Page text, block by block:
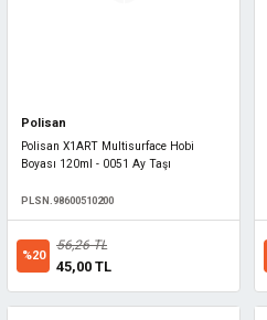
Polisan
Polisan X1ART Multisurface Hobi
Boyası 120ml - 0051 Ay Taşı
PLSN.98600510200
%20
56,26 TL
45,00 TL